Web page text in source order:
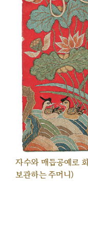
자수와 매듭공예로
보관하는 주머니)